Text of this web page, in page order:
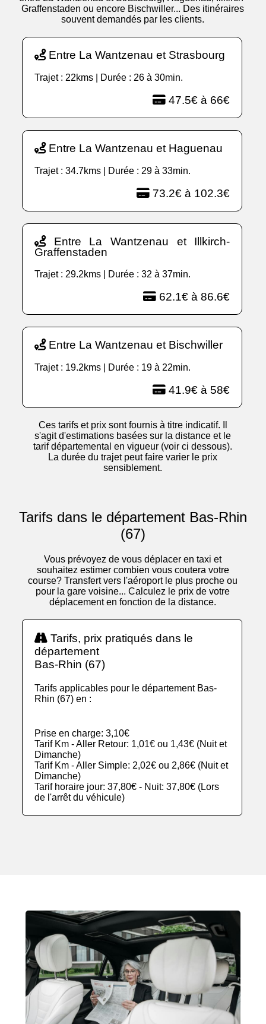
Graffenstaden ou encore Bischwiller... Des itinéraires
souvent demandés par les clients.
Entre La Wantzenau et Strasbourg
Trajet : 22kms | Durée : 26 à 30min.
47.5€ à 66€
Entre La Wantzenau et Haguenau
Trajet : 34.7kms | Durée : 29 à 33min.
73.2€ à 102.3€
Entre La Wantzenau et Illkirch-
Graffenstaden
Trajet : 29.2kms | Durée : 32 à 37min.
62.1€ à 86.6€
Entre La Wantzenau et Bischwiller
Trajet : 19.2kms | Durée : 19 à 22min.
41.9€ à 58€
Ces tarifs et prix sont fournis à titre indicatif. Il
s'agit d'estimations basées sur la distance et le
tarif départemental en vigueur (voir ci dessous).
La durée du trajet peut faire varier le prix
sensiblement.
Tarifs dans le département Bas-Rhin
(67)
Vous prévoyez de vous déplacer en taxi et
souhaitez estimer combien vous coutera votre
course? Transfert vers l'aéroport le plus proche ou
pour la gare voisine... Calculez le prix de votre
déplacement en fonction de la distance.
Tarifs, prix pratiqués dans le
département
Bas-Rhin (67)
Tarifs applicables pour le département Bas-
Rhin (67) en :
Prise en charge: 3,10€
Tarif Km - Aller Retour: 1,01€ ou 1,43€ (Nuit et
Dimanche)
Tarif Km - Aller Simple: 2,02€ ou 2,86€ (Nuit et
Dimanche)
Tarif horaire jour: 37,80€ - Nuit: 37,80€ (Lors
de l'arrêt du véhicule)